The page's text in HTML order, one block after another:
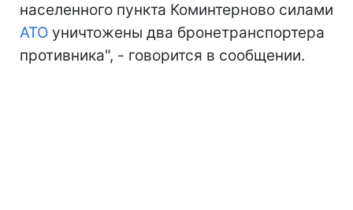
населенного пункта Коминтерново силами
АТО уничтожены два бронетранспортера
противника", - говорится в сообщении.